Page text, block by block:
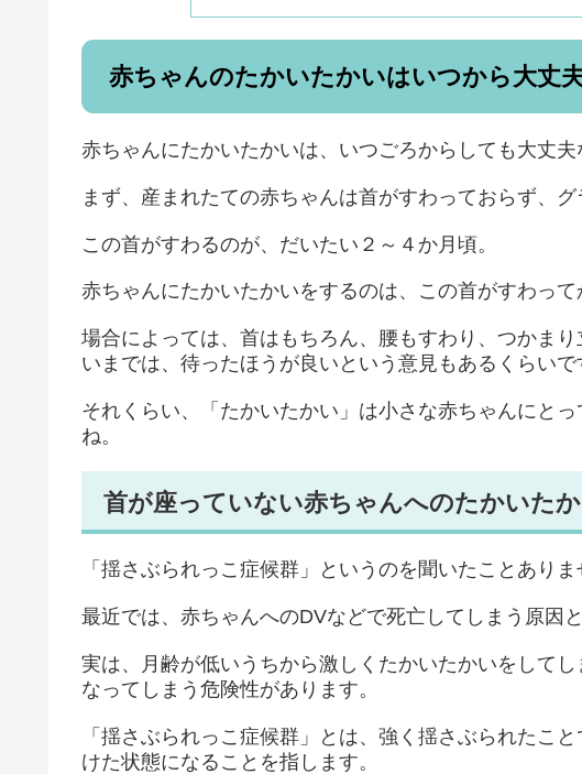
赤ちゃんのたかいたかいはいつから大丈
赤ちゃんにたかいたかいは、いつごろからしても大丈夫
まず、産まれたての赤ちゃんは首がすわっておらず、グ
この首がすわるのが、だいたい２～４か月頃。
赤ちゃんにたかいたかいをするのは、この首がすわって
場合によっては、首はもちろん、腰もすわり、つかま
いまでは、待ったほうが良いという意見もあるくらいで
それくらい、「たかいたかい」は小さな赤ちゃんにと
ね。
首が座っていない赤ちゃんへのたかいた
「揺さぶられっこ症候群」というのを聞いたことありま
最近では、赤ちゃんへのDVなどで死亡してしまう原因
実は、月齢が低いうちから激しくたかいたかいをして
なってしまう危険性があります。
「揺さぶられっこ症候群」とは、強く揺さぶられたこ
けた状態になることを指します。